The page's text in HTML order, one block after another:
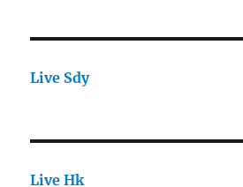
Live Sdy
Live Hk